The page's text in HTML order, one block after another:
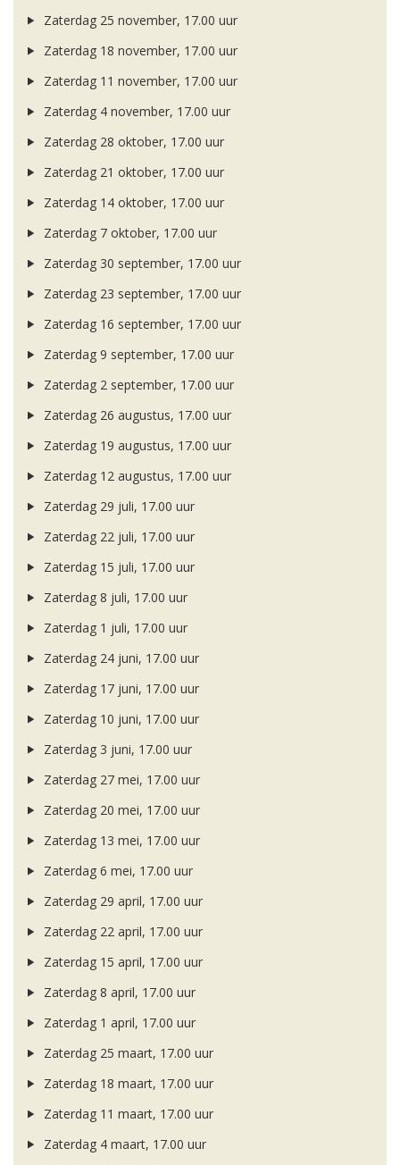
Zaterdag 25 november, 17.00 uur
Zaterdag 18 november, 17.00 uur
Zaterdag 11 november, 17.00 uur
Zaterdag 4 november, 17.00 uur
Zaterdag 28 oktober, 17.00 uur
Zaterdag 21 oktober, 17.00 uur
Zaterdag 14 oktober, 17.00 uur
Zaterdag 7 oktober, 17.00 uur
Zaterdag 30 september, 17.00 uur
Zaterdag 23 september, 17.00 uur
Zaterdag 16 september, 17.00 uur
Zaterdag 9 september, 17.00 uur
Zaterdag 2 september, 17.00 uur
Zaterdag 26 augustus, 17.00 uur
Zaterdag 19 augustus, 17.00 uur
Zaterdag 12 augustus, 17.00 uur
Zaterdag 29 juli, 17.00 uur
Zaterdag 22 juli, 17.00 uur
Zaterdag 15 juli, 17.00 uur
Zaterdag 8 juli, 17.00 uur
Zaterdag 1 juli, 17.00 uur
Zaterdag 24 juni, 17.00 uur
Zaterdag 17 juni, 17.00 uur
Zaterdag 10 juni, 17.00 uur
Zaterdag 3 juni, 17.00 uur
Zaterdag 27 mei, 17.00 uur
Zaterdag 20 mei, 17.00 uur
Zaterdag 13 mei, 17.00 uur
Zaterdag 6 mei, 17.00 uur
Zaterdag 29 april, 17.00 uur
Zaterdag 22 april, 17.00 uur
Zaterdag 15 april, 17.00 uur
Zaterdag 8 april, 17.00 uur
Zaterdag 1 april, 17.00 uur
Zaterdag 25 maart, 17.00 uur
Zaterdag 18 maart, 17.00 uur
Zaterdag 11 maart, 17.00 uur
Zaterdag 4 maart, 17.00 uur